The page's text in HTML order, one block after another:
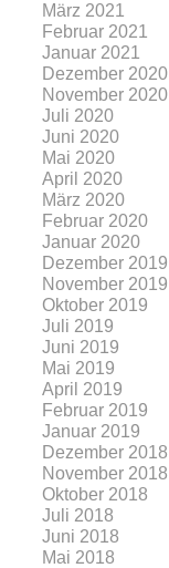
März 2021
Februar 2021
Januar 2021
Dezember 2020
November 2020
Juli 2020
Juni 2020
Mai 2020
April 2020
März 2020
Februar 2020
Januar 2020
Dezember 2019
November 2019
Oktober 2019
Juli 2019
Juni 2019
Mai 2019
April 2019
Februar 2019
Januar 2019
Dezember 2018
November 2018
Oktober 2018
Juli 2018
Juni 2018
Mai 2018